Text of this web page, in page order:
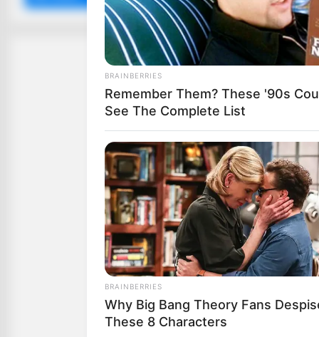
Αγαπητοί
μπορούμε να
Υποστήριξέ
“DONATE”
ΑΠΟΨΕΙΣ
BRAINBERRIES
Remember Them? These '90s
See The Complete List
BRAINBERRIES
Why Big Bang Theory Fans
These 8 Characters